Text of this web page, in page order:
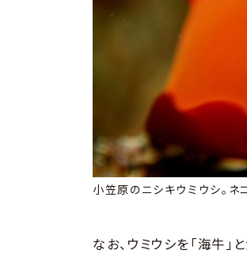
小笠原のニシキウミウシ。
なお、ウミウシを「海牛